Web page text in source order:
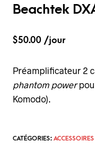
Beachtek
$50.00 /jour
Préamplificateur 2
phantom power
Komodo).
CATÉGORIES: